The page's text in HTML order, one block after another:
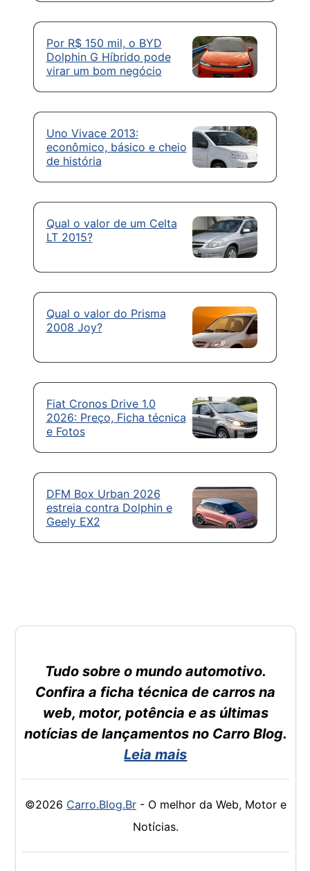
Por R$ 150 mil, o BYD
Dolphin G Híbrido pode
virar um bom negócio
Uno Vivace 2013:
econômico, básico e cheio
de história
Qual o valor de um Celta
LT 2015?
Qual o valor do Prisma
2008 Joy?
Fiat Cronos Drive 1.0
2026: Preço, Ficha técnica
e Fotos
DFM Box Urban 2026
estreia contra Dolphin e
Geely EX2
Tudo sobre o mundo automotivo.
Confira a ficha técnica de carros na
web, motor, potência e as últimas
notícias de lançamentos no Carro Blog.
Leia mais
©2026 Carro.Blog.Br- O melhor da Web, Motor e
Notícias.